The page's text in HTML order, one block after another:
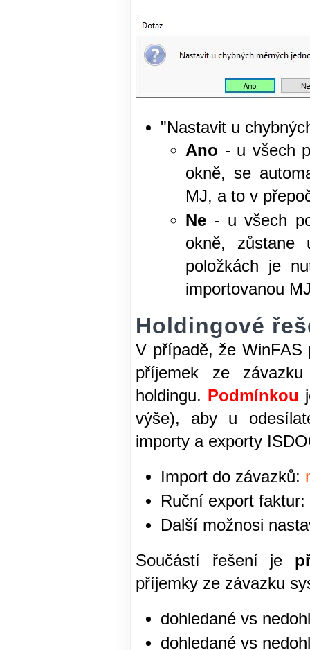
"Nastavit u
Ano - u všech
okně, se
MJ, a to v
Ne - u všech
okně, zůstane
položkách je
importovanou
Holdingové
V případě, že WinFAS
příjemek ze
holdingu. Podmínkou
výše), aby u
importy a exporty
Import do závazků:
Ruční export faktur:
Další možnosi
Součástí řešení je
příjemky ze závazku
dohledané vs
dohledané vs